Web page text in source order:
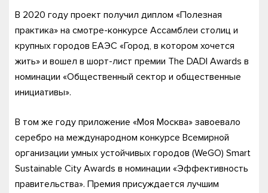
В 2020 году проект получил диплом «Полезная
практика» на смотре-конкурсе Ассамблеи столиц и
крупных городов ЕАЭС «Город, в котором хочется
жить» и вошел в шорт-лист премии The DADI Awards в
номинации «Общественный сектор и общественные
инициативы».
В том же году приложение «Моя Москва» завоевало
серебро на международном конкурсе Всемирной
организации умных устойчивых городов (WeGO) Smart
Sustainable City Awards в номинации «Эффективность
правительства». Премия присуждается лучшим